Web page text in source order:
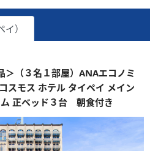
）
＞（３名１部屋）ANAエコノミ
スモス ホテル タイペイ メイン
正ベッド３台 朝食付き